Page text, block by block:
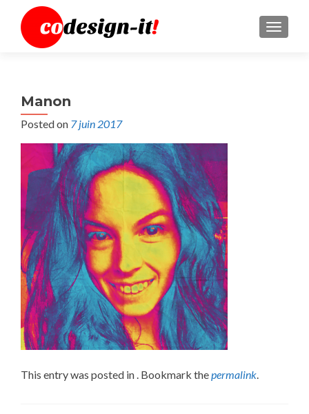
MENU
Manon
Posted on 7 juin 2017
This entry was posted in . Bookmark thepermalink.